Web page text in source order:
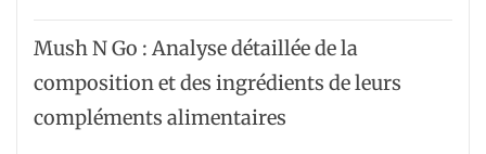
Mush N Go : Analyse détaillée de la
composition et des ingrédients de leurs
compléments alimentaires